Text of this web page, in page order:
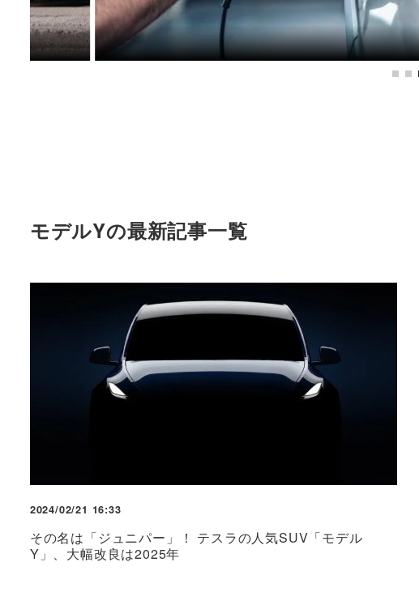
モデルYの最新記事一覧
2024/02/21 16:33
その名は「ジュニパー」！ テスラの人気SUV「モデル
Y」、大幅改良は2025年